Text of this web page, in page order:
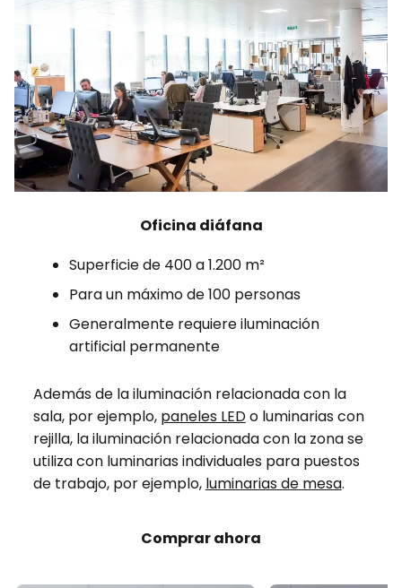
Oficina diáfana
Superficie de 400 a 1.200 m²
Para un máximo de 100 personas
Generalmente requiere iluminación
artificial permanente
Además de la iluminación relacionada con la
sala, por ejemplo, paneles LEDo luminarias con
rejilla, la iluminación relacionada con la zona se
utiliza con luminarias individuales para puestos
de trabajo, por ejemplo, luminarias de mesa.
Comprar ahora